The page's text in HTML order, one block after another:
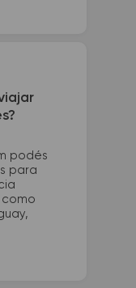
podés
para